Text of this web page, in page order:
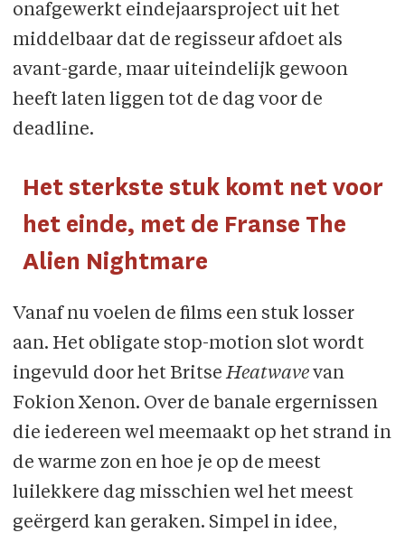
onafgewerkt eindejaarsproject uit het
middelbaar dat de regisseur afdoet als
avant-garde, maar uiteindelijk gewoon
heeft laten liggen tot de dag voor de
deadline.
Het sterkste stuk komt net voor
het einde, met de Franse The
Alien Nightmare
Vanaf nu voelen de films een stuk losser
aan. Het obligate stop-motion slot wordt
ingevuld door het BritseHeatwave van
Fokion Xenon. Over de banale ergernissen
die iedereen wel meemaakt op het strand in
de warme zon en hoe je op de meest
luilekkere dag misschien wel het meest
geërgerd kan geraken. Simpel in idee,